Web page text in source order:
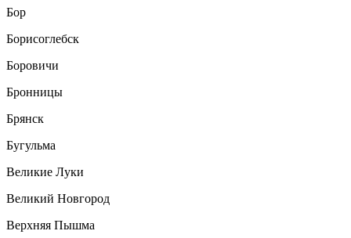
Бор
Борисоглебск
Боровичи
Бронницы
Брянск
Бугульма
Великие Луки
Великий Новгород
Верхняя Пышма